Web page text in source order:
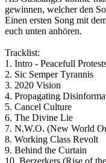
gewinnen, welcher den
Einen ersten Song mit
euch unten anhören.
Tracklist:
1. Intro - Peacefull
2. Sic Semper Tyrannis
3. 2020 Vision
4. Propagating
5. Cancel Culture
6. The Divine Lie
7. N.W.O. (New World
8. Working Class Revolt
9. Behind the Curtain
10. Berzerkers (Rise of